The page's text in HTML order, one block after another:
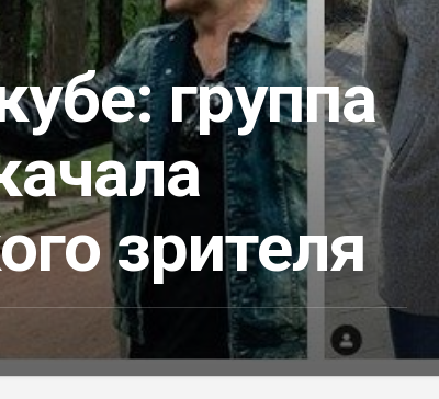
группа
зрителя